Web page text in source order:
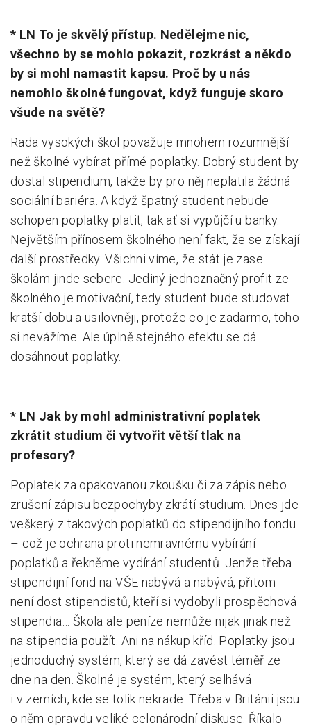
* LN To je skvělý přístup. Nedělejme nic,
všechno by se mohlo pokazit, rozkrást a někdo
by si mohl namastit kapsu. Proč by u nás
nemohlo školné fungovat, když funguje skoro
všude na světě?
Rada vysokých škol považuje mnohem rozumnější
než školné vybírat přímé poplatky. Dobrý student by
dostal stipendium, takže by pro něj neplatila žádná
sociální bariéra. A když špatný student nebude
schopen poplatky platit, tak ať si vypůjčí u banky.
Největším přínosem školného není fakt, že se získají
další prostředky. Všichni víme, že stát je zase
školám jinde sebere. Jediný jednoznačný profit ze
školného je motivační, tedy student bude studovat
kratší dobu a usilovněji, protože co je zadarmo, toho
si nevážíme. Ale úplně stejného efektu se dá
dosáhnout poplatky.
* LN Jak by mohl administrativní poplatek
zkrátit studium či vytvořit větší tlak na
profesory?
Poplatek za opakovanou zkoušku či za zápis nebo
zrušení zápisu bezpochyby zkrátí studium. Dnes jde
veškerý z takových poplatků do stipendijního fondu
– což je ochrana proti nemravnému vybírání
poplatků a řekněme vydírání studentů. Jenže třeba
stipendijní fond na VŠE nabývá a nabývá, přitom
není dost stipendistů, kteří si vydobyli prospěchová
stipendia… Škola ale peníze nemůže nijak jinak než
na stipendia použít. Ani na nákup kříd. Poplatky jsou
jednoduchý systém, který se dá zavést téměř ze
dne na den. Školné je systém, který selhává
i v zemích, kde se tolik nekrade. Třeba v Británii jsou
o něm opravdu veliké celonárodní diskuse. Říkalo